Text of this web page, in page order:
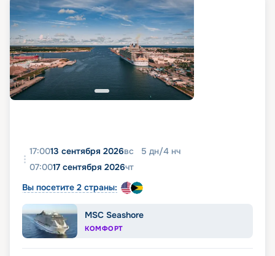
17:0013 сентября 2026вс 5 дн/4 нч
07:0017 сентября 2026чт
Вы посетите 2 страны:
MSC Seashore
КОМФОРТ